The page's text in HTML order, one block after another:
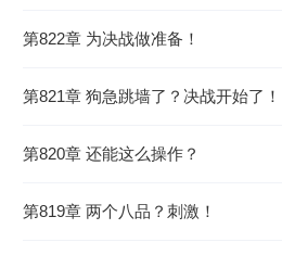
第822章 为决战做准备！
第821章 狗急跳墙了？决战开始了！
第820章 还能这么操作？
第819章 两个八品？刺激！